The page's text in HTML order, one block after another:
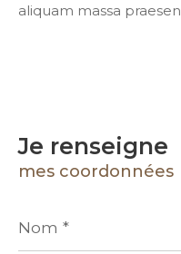
aliquam massa
Je renseigne
mes coordonnées
*